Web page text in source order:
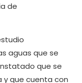
de
aguas que se
que se
que cuenta con